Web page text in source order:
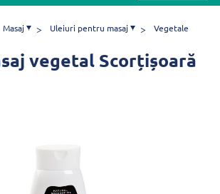
Masaj Uleiuri pentru masaj Vegetale
vegetal Scorțișoară